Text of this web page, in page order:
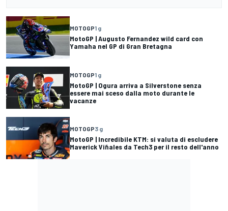
MOTOGP1 g
MotoGP | Augusto Fernandez wild card con
Yamaha nel GP di Gran Bretagna
MOTOGP1 g
MotoGP | Ogura arriva a Silverstone senza
essere mai sceso dalla moto durante le
vacanze
MOTOGP3 g
MotoGP | Incredibile KTM: si valuta di escludere
Maverick Viñales da Tech3 per il resto dell'anno